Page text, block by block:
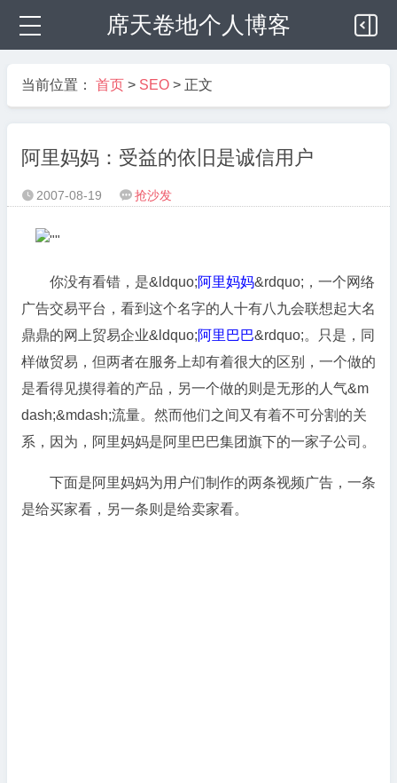
席天卷地个人博客
当前位置： 首页 > SEO > 正文
阿里妈妈：受益的依旧是诚信用户
 2007-08-19  抢沙发
你没有看错，是&ldquo;阿里妈妈&rdquo;，一个网络
广告交易平台，看到这个名字的人十有八九会联想起大名
鼎鼎的网上贸易企业&ldquo;阿里巴巴&rdquo;。只是，同
样做贸易，但两者在服务上却有着很大的区别，一个做的
是看得见摸得着的产品，另一个做的则是无形的人气&m
dash;&mdash;流量。然而他们之间又有着不可分割的关
系，因为，阿里妈妈是阿里巴巴集团旗下的一家子公司。
下面是阿里妈妈为用户们制作的两条视频广告，一条
是给买家看，另一条则是给卖家看。